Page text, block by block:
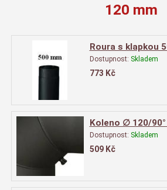
120 mm
Roura s klapkou
Dostupnost: Skladem
773 Kč
Koleno ∅ 120/
Dostupnost: Skladem
509 Kč